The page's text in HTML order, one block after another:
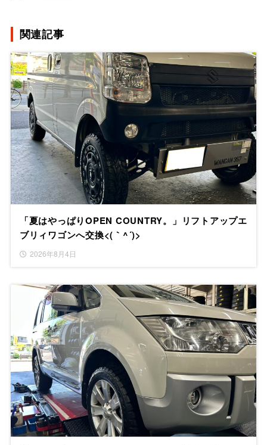
関連記事
「夏はやっぱりOPEN COUNTRY。」リフトアップエ
ブリィワゴンへ交換<(｀^´)>
2026年8月4日